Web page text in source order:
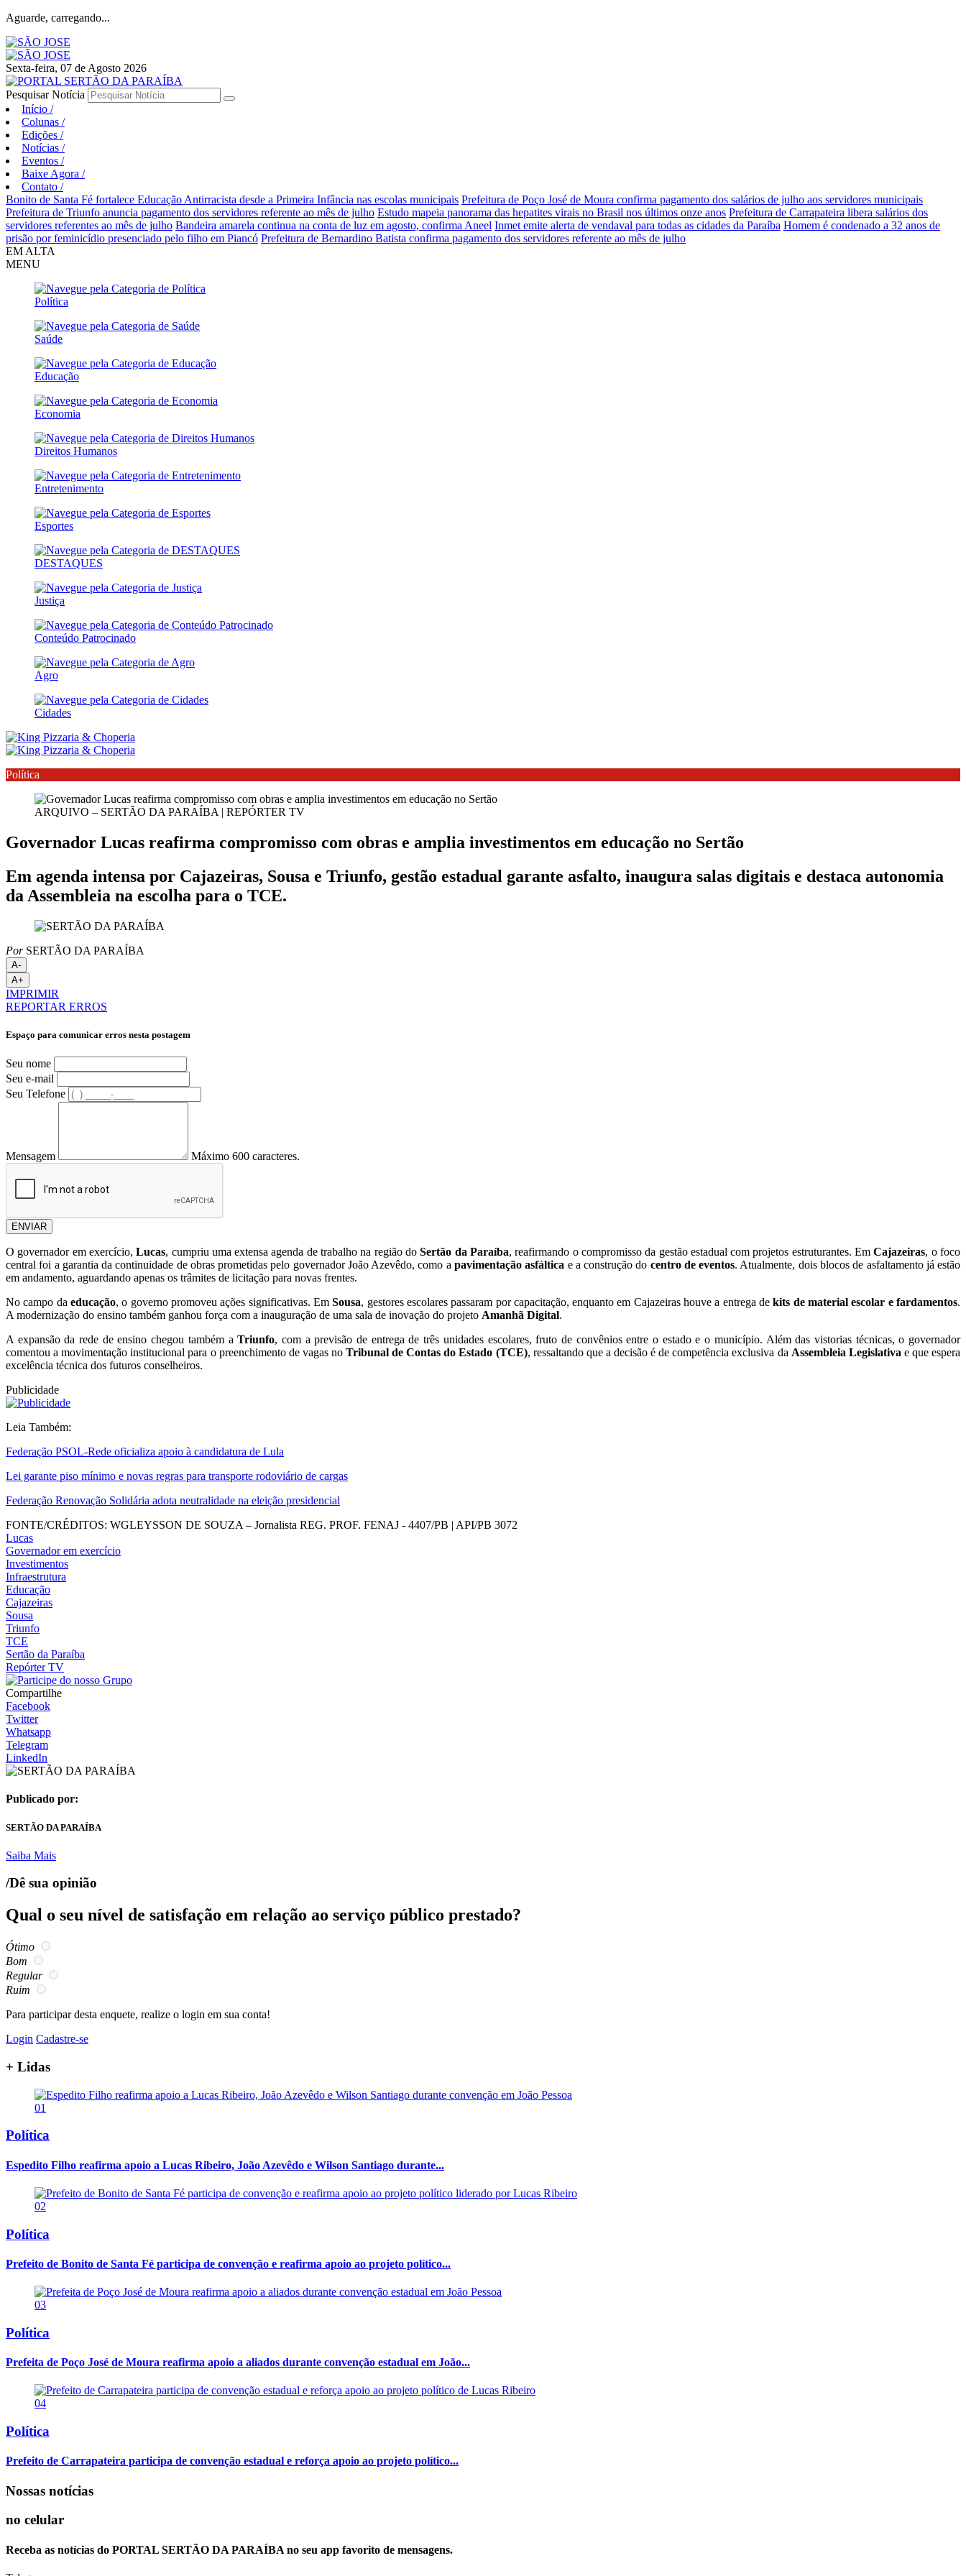
Aguarde, carregando...
Sexta-feira, 07 de Agosto 2026
Pesquisar Notícia
Início /
Colunas /
Edições /
Notícias /
Eventos /
Baixe Agora /
Contato /
Bonito de Santa Fé fortalece Educação Antirracista desde a Primeira Infância nas escolas municipais Prefeitura de Poço José de Moura confirma pagamento dos salários de julho aos servidores municipais
Prefeitura de Triunfo anuncia pagamento dos servidores referente ao mês de julho Estudo mapeia panorama das hepatites virais no Brasil nos últimos onze anos Prefeitura de Carrapateira libera salários dos
servidores referentes ao mês de julho Bandeira amarela continua na conta de luz em agosto, confirma Aneel Inmet emite alerta de vendaval para todas as cidades da Paraíba Homem é condenado a 32 anos de
prisão por feminicídio presenciado pelo filho em Piancó Prefeitura de Bernardino Batista confirma pagamento dos servidores referente ao mês de julho
EM ALTA
MENU
Política
Saúde
Educação
Economia
Direitos Humanos
Entretenimento
Esportes
DESTAQUES
Justiça
Conteúdo Patrocinado
Agro
Cidades
Política
ARQUIVO – SERTÃO DA PARAÍBA | REPÓRTER TV
Governador Lucas reafirma compromisso com obras e amplia investimentos em educação no Sertão
Em agenda intensa por Cajazeiras, Sousa e Triunfo, gestão estadual garante asfalto, inaugura salas digitais e destaca autonomia
da Assembleia na escolha para o TCE.
PorSERTÃO DA PARAÍBA
A-
A+
IMPRIMIR
REPORTAR ERROS
Espaço para comunicar erros nesta postagem
Seu nome
Seu e-mail
Seu Telefone
Mensagem Máximo 600 caracteres.
ENVIAR
O governador em exercício,Lucas, cumpriu uma extensa agenda de trabalho na região doSertão da Paraíba, reafirmando o compromisso da gestão estadual com projetos estruturantes. EmCajazeiras, o foco
central foi a garantia da continuidade de obras prometidas pelo governador João Azevêdo, como a pavimentação asfáltica e a construção do centro de eventos. Atualmente, dois blocos de asfaltamento já estão
em andamento, aguardando apenas os trâmites de licitação para novas frentes.
No campo da educação, o governo promoveu ações significativas. EmSousa, gestores escolares passaram por capacitação, enquanto em Cajazeiras houve a entrega dekits de material escolar e fardamentos.
A modernização do ensino também ganhou força com a inauguração de uma sala de inovação do projeto Amanhã Digital.
A expansão da rede de ensino chegou também aTriunfo, com a previsão de entrega de três unidades escolares, fruto de convênios entre o estado e o município. Além das vistorias técnicas, o governador
comentou a movimentação institucional para o preenchimento de vagas noTribunal de Contas do Estado (TCE), ressaltando que a decisão é de competência exclusiva da Assembleia Legislativa e que espera
excelência técnica dos futuros conselheiros.
Publicidade
Leia Também:
Federação PSOL-Rede oficializa apoio à candidatura de Lula
Lei garante piso mínimo e novas regras para transporte rodoviário de cargas
Federação Renovação Solidária adota neutralidade na eleição presidencial
FONTE/CRÉDITOS: WGLEYSSON DE SOUZA – Jornalista REG. PROF. FENAJ - 4407/PB | API/PB 3072
Lucas
Governador em exercício
Investimentos
Infraestrutura
Educação
Cajazeiras
Sousa
Triunfo
TCE
Sertão da Paraíba
Repórter TV
Compartilhe
Facebook
Twitter
Whatsapp
Telegram
LinkedIn
Publicado por:
SERTÃO DA PARAÍBA
Saiba Mais
/Dê sua opinião
Qual o seu nível de satisfação em relação ao serviço público prestado?
Ótimo
Bom
Regular
Ruim
Para participar desta enquete, realize o login em sua conta!
Login Cadastre-se
+ Lidas
01
Política
Espedito Filho reafirma apoio a Lucas Ribeiro, João Azevêdo e Wilson Santiago durante...
02
Política
Prefeito de Bonito de Santa Fé participa de convenção e reafirma apoio ao projeto político...
03
Política
Prefeita de Poço José de Moura reafirma apoio a aliados durante convenção estadual em João...
04
Política
Prefeito de Carrapateira participa de convenção estadual e reforça apoio ao projeto político...
Nossas notícias
no celular
Receba as notícias do PORTAL SERTÃO DA PARAÍBA no seu app favorito de mensagens.